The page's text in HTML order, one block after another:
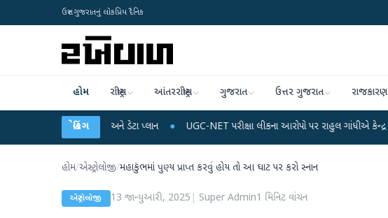
ઉત્તર ગુજરાતનું લોકપ્રિય દૈનિક
હોમ રાષ્ટ્રીય આંતરરાષ્ટ્રીય ગુજરાત ઉત્તર ગુજરાત રાજકારણ
બ્રેકિંગ
રિચાર્જ અને ડેટા પ્લાન ● UGC-NET પરીક્ષા લીકના આરોપો પર રાહુલ ગાંધીએ કેન્દ્ર પર પ્રહાર કર્યા
હોમ/એસ્ટ્રોલોજી/મહાકુંભમાં પુણ્ય પ્રાપ્ત કરવું હોય તો આ ઘાટ પર કરો સ્નાન
એસ્ટ્રોલોજી 13 જાન્યુઆરી, 2025 Super Admin1 મિનિટ વાંચન